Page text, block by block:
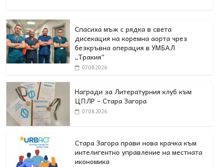
Спасиха мъж с рядка в света
дисекация на коремна аорта чрез
безкръвна операция в УМБАЛ
„Тракия“
07.08.2026
Награди за Литературния клуб към
ЦПЛР – Стара Загора
07.08.2026
Стара Загора прави нова крачка към
интелигентно управление на местната
икономика